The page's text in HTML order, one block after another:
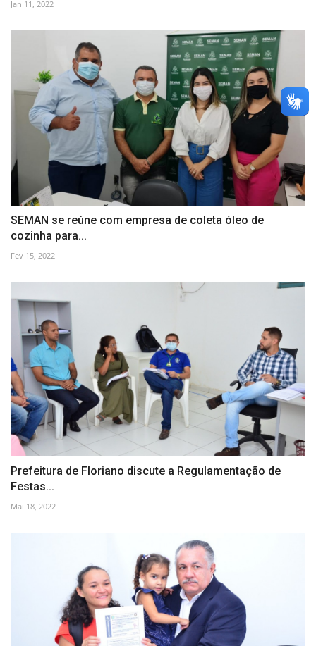
Jan 11, 2022
SEMAN se reúne com empresa de coleta óleo de
cozinha para...
Fev 15, 2022
Prefeitura de Floriano discute a Regulamentação de
Festas...
Mai 18, 2022